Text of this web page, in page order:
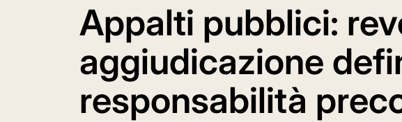
Appalti pubblici:
aggiudicazione
responsabilità